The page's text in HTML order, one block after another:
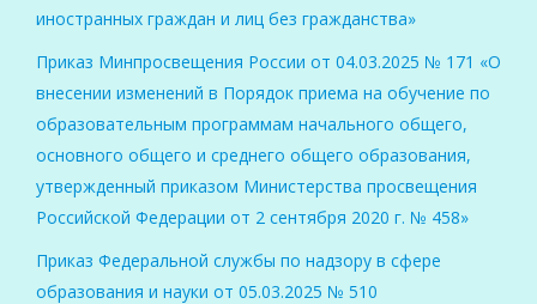
иностранных граждан и лиц без гражданства»
Приказ Минпросвещения России от 04.03.2025 № 171 «О
внесении изменений в Порядок приема на обучение по
образовательным программам начального общего,
основного общего и среднего общего образования,
утвержденный приказом Министерства просвещения
Российской Федерации от 2 сентября 2020 г. № 458»
Приказ Федеральной службы по надзору в сфере
образования и науки от 05.03.2025 № 510